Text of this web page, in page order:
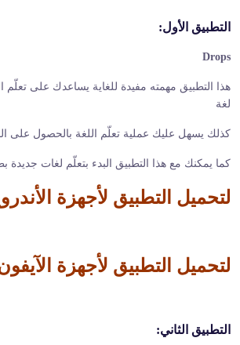
التطبيق الأول:
Drops
هذا التطبيق مهمته مفيدة للغاية يساعدك على تعلّم
لغة
كذلك يسهل عليك عملية تعلّم اللغة بالحصول على
كما يمكنك مع هذا التطبيق البدء بتعلّم لغات
لتحميل التطبيق لأجهزة
لتحميل التطبيق لأجهزة
التطبيق الثاني: